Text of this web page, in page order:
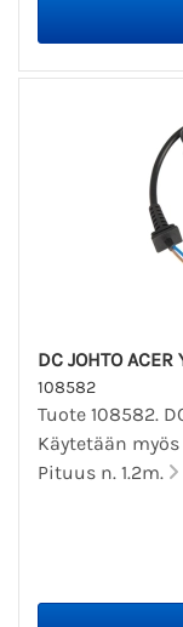
DC JOHTO
108582
Tuote 108582.
Käytetään
Pituus n. 1.2m.